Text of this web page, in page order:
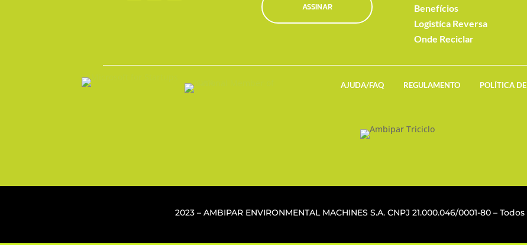
ASSINAR
Benefícios
Logistíca Reversa
Onde Reciclar
AJUDA/FAQ REGULAMENTO POLÍTICA
2023 – AMBIPAR ENVIRONMENTAL MACHINES S.A. CNPJ 21.000.046/0001-80–